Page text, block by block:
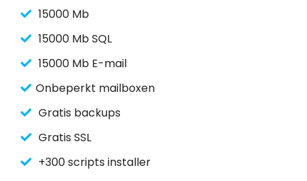
15000 Mb
15000 Mb SQL
15000 Mb E-mail
Onbeperkt mailboxen
Gratis backups
Gratis SSL
+300 scripts installer